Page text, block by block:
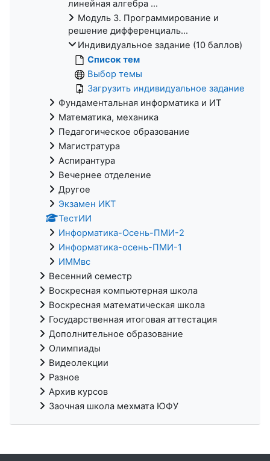
линейная алгебра ...
Модуль 3. Программирование и
решение дифференциаль...
Индивидуальное задание (10 баллов)
Список тем
Выбор темы
Загрузить индивидуальное задание
Фундаментальная информатика и ИТ
Математика, механика
Педагогическое образование
Магистратура
Аспирантура
Вечернее отделение
Другое
Экзамен ИКТ
ТестИИ
Информатика-Осень-ПМИ-2
Информатика-осень-ПМИ-1
ИММвс
Весенний семестр
Воскресная компьютерная школа
Воскресная математическая школа
Государственная итоговая аттестация
Дополнительное образование
Олимпиады
Видеолекции
Разное
Архив курсов
Заочная школа мехмата ЮФУ